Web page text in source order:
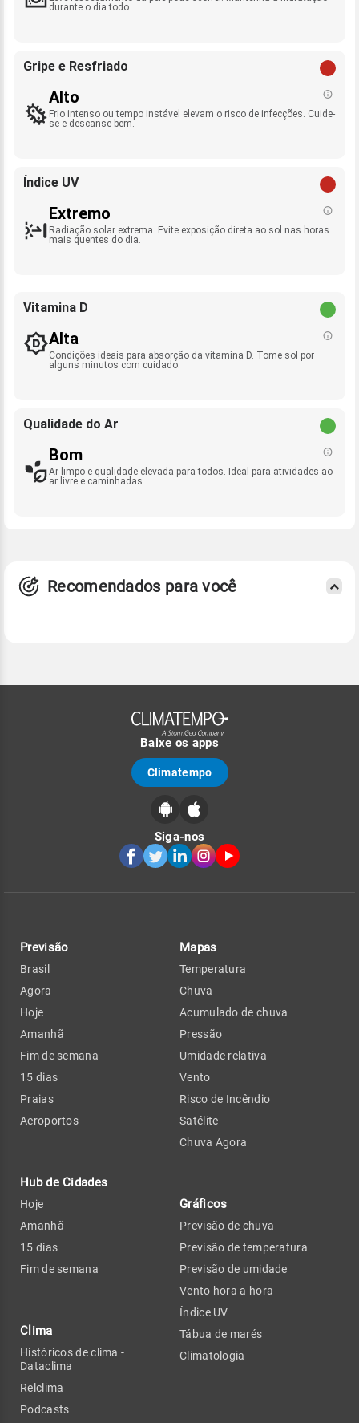
durante o dia todo.
Gripe e Resfriado
Alto
Frio intenso ou tempo instável elevam o risco de infecções. Cuide-
se e descanse bem.
Índice UV
Extremo
Radiação solar extrema. Evite exposição direta ao sol nas horas
mais quentes do dia.
Vitamina D
Alta
Condições ideais para absorção da vitamina D. Tome sol por
alguns minutos com cuidado.
Qualidade do Ar
Bom
Ar limpo e qualidade elevada para todos. Ideal para atividades ao
ar livre e caminhadas.
Recomendados para você
Baixe os apps
Climatempo
Siga-nos
Previsão
Brasil
Agora
Hoje
Amanhã
Fim de semana
15 dias
Praias
Aeroportos
Hub de Cidades
Hoje
Amanhã
15 dias
Fim de semana
Clima
Históricos de clima -
Dataclima
Relclima
Podcasts
Mapas
Temperatura
Chuva
Acumulado de chuva
Pressão
Umidade relativa
Vento
Risco de Incêndio
Satélite
Chuva Agora
Gráficos
Previsão de chuva
Previsão de temperatura
Previsão de umidade
Vento hora a hora
Índice UV
Tábua de marés
Climatologia